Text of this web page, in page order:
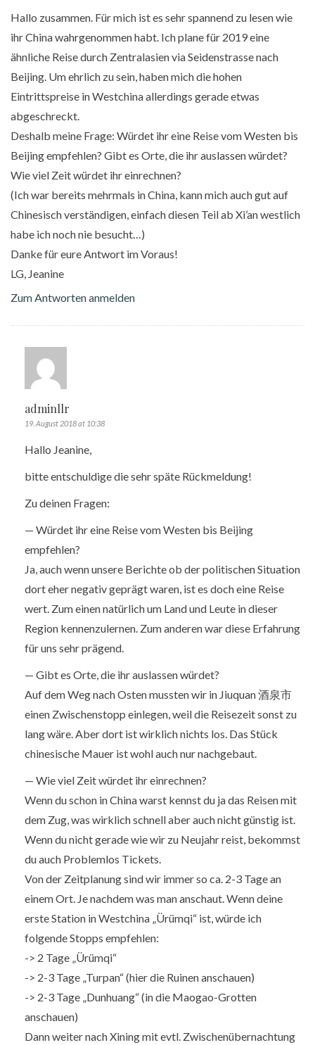
Hallo zusammen. Für mich ist es sehr spannend zu lesen wie
ihr China wahrgenommen habt. Ich plane für 2019 eine
ähnliche Reise durch Zentralasien via Seidenstrasse nach
Beijing. Um ehrlich zu sein, haben mich die hohen
Eintrittspreise in Westchina allerdings gerade etwas
abgeschreckt.
Deshalb meine Frage: Würdet ihr eine Reise vom Westen bis
Beijing empfehlen? Gibt es Orte, die ihr auslassen würdet?
Wie viel Zeit würdet ihr einrechnen?
(Ich war bereits mehrmals in China, kann mich auch gut auf
Chinesisch verständigen, einfach diesen Teil ab Xi’an westlich
habe ich noch nie besucht…)
Danke für eure Antwort im Voraus!
LG, Jeanine
Zum Antworten anmelden
adminllr
19. August 2018 at 10:38
Hallo Jeanine,
bitte entschuldige die sehr späte Rückmeldung!
Zu deinen Fragen:
— Würdet ihr eine Reise vom Westen bis Beijing
empfehlen?
Ja, auch wenn unsere Berichte ob der politischen Situation
dort eher negativ geprägt waren, ist es doch eine Reise
wert. Zum einen natürlich um Land und Leute in dieser
Region kennenzulernen. Zum anderen war diese Erfahrung
für uns sehr prägend.
— Gibt es Orte, die ihr auslassen würdet?
Auf dem Weg nach Osten mussten wir in Jiuquan 酒泉市
einen Zwischenstopp einlegen, weil die Reisezeit sonst zu
lang wäre. Aber dort ist wirklich nichts los. Das Stück
chinesische Mauer ist wohl auch nur nachgebaut.
— Wie viel Zeit würdet ihr einrechnen?
Wenn du schon in China warst kennst du ja das Reisen mit
dem Zug, was wirklich schnell aber auch nicht günstig ist.
Wenn du nicht gerade wie wir zu Neujahr reist, bekommst
du auch Problemlos Tickets.
Von der Zeitplanung sind wir immer so ca. 2-3 Tage an
einem Ort. Je nachdem was man anschaut. Wenn deine
erste Station in Westchina „Ürümqi“ ist, würde ich
folgende Stopps empfehlen:
-> 2 Tage „Ürümqi“
-> 2-3 Tage „Turpan“ (hier die Ruinen anschauen)
-> 2-3 Tage „Dunhuang“ (in die Maogao-Grotten
anschauen)
Dann weiter nach Xining mit evtl. Zwischenübernachtung